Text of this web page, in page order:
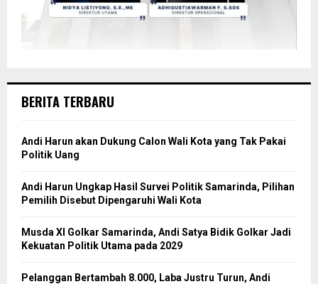
BERITA TERBARU
Andi Harun akan Dukung Calon Wali Kota yang Tak Pakai
Politik Uang
Andi Harun Ungkap Hasil Survei Politik Samarinda, Pilihan
Pemilih Disebut Dipengaruhi Wali Kota
Musda XI Golkar Samarinda, Andi Satya Bidik Golkar Jadi
Kekuatan Politik Utama pada 2029
Pelanggan Bertambah 8.000, Laba Justru Turun, Andi